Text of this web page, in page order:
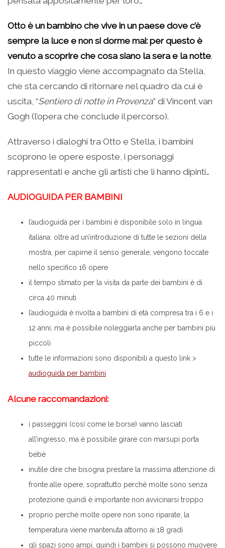
Otto è un bambino che vive in un paese dove c’è
sempre la luce e non si dorme mai: per questo è
venuto a scoprire che cosa siano la sera e la notte.
In questo viaggio viene accompagnato da Stella,
che sta cercando di ritornare nel quadro da cui è
uscita, “Sentiero di notte in Provenza” di Vincent van
Gogh (l’opera che conclude il percorso).
Attraverso i dialoghi tra Otto e Stella, i bambini
scoprono le opere esposte, i personaggi
rappresentati e anche gli artisti che li hanno dipinti…
AUDIOGUIDA PER BAMBINI
l’audioguida per i bambini è disponibile solo in lingua
italiana: oltre ad un’introduzione di tutte le sezioni della
mostra, per capirne il senso generale, vengono toccate
nello specifico 16 opere
il tempo stimato per la visita da parte dei bambini è di
circa 40 minuti
l’audioguida è rivolta a bambini di età compresa tra i 6 e i
12 anni, ma è possibile noleggiarla anche per bambini più
piccoli
tutte le informazioni sono disponibili a questo link >
audioguida per bambini
Alcune raccomandazioni:
i passeggini (così come le borse) vanno lasciati
all’ingresso, ma è possibile girare con marsupi porta
bebè
inutile dire che bisogna prestare la massima attenzione di
fronte alle opere, soprattutto perché molte sono senza
protezione quindi è importante non avvicinarsi troppo
proprio perché molte opere non sono riparate, la
temperatura viene mantenuta attorno ai 18 gradi
gli spazi sono ampi, quindi i bambini si possono muovere